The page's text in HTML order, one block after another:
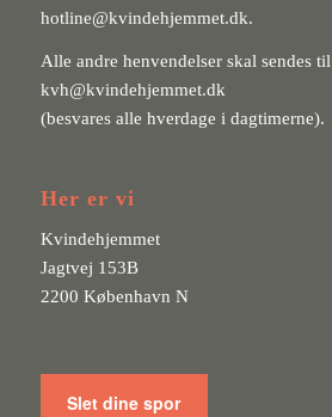
hotline@kvindehjemmet.dk.
Alle andre henvendelser skal sendes til
kvh@kvindehjemmet.dk
(besvares alle hverdage i dagtimerne).
Her er vi
Kvindehjemmet
Jagtvej 153B
2200 København N
Slet dine spor